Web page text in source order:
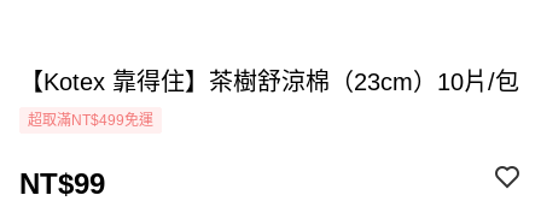
【Kotex 靠得住】茶樹舒涼棉（23cm）10片/包
超取滿NT$499免運
NT$99